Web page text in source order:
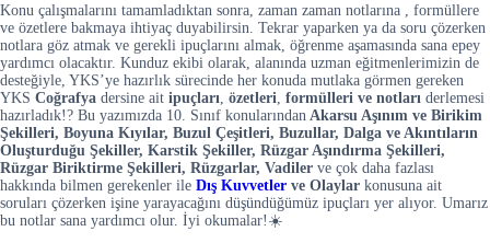
Konu çalışmalarını tamamladıktan sonra, zaman zaman notlarına , formüllere
ve özetlere bakmaya ihtiyaç duyabilirsin. Tekrar yaparken ya da soru çözerken
notlara göz atmak ve gerekli ipuçlarını almak, öğrenme aşamasında sana epey
yardımcı olacaktır. Kunduz ekibi olarak, alanında uzman eğitmenlerimizin de
desteğiyle, YKS’ye hazırlık sürecinde her konuda mutlaka görmen gereken
YKS Coğrafya dersine ait ipuçları özetleri formülleri ve notları derlemesi
hazırladık!? Bu yazımızda 10. Sınıf konularından Akarsu Aşınım ve Birikim
Şekilleri, Boyuna Kıyılar, Buzul Çeşitleri, Buzullar, Dalga ve Akıntıların
Oluşturduğu Şekiller, Karstik Şekiller, Rüzgar Aşındırma Şekilleri,
Rüzgar Biriktirme Şekilleri, Rüzgarlar, Vadiler ve çok daha fazlası
hakkında bilmen gerekenler ile Dış Kuvvetler ve Olaylar konusuna ait
soruları çözerken işine yarayacağını düşündüğümüz ipuçları yer alıyor. Umarız
bu notlar sana yardımcı olur. İyi okumalar!☀️